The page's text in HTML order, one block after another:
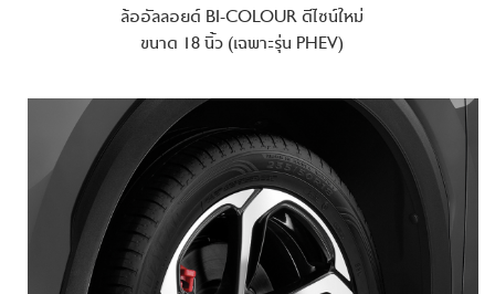
ล้ออัลลอยด์ BI-COLOUR ดีไซน์ใหม่
ขนาด 18 นิ้ว (เฉพาะรุ่น PHEV)